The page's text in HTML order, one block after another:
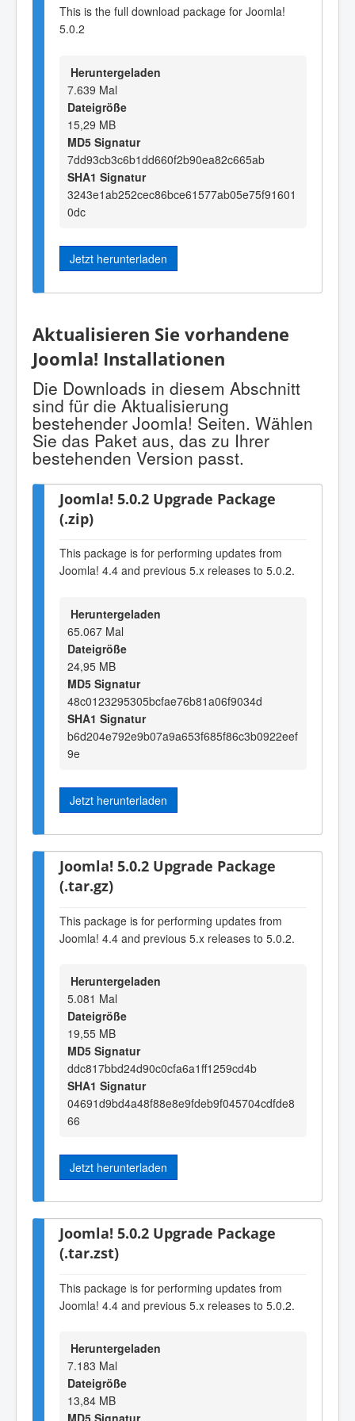
This is the full download package for Joomla!
5.0.2
Heruntergeladen
7.639 Mal
Dateigröße
15,29 MB
MD5 Signatur
7dd93cb3c6b1dd660f2b90ea82c665ab
SHA1 Signatur
3243e1ab252cec86bce61577ab05e75f91601
0dc
Jetzt herunterladen
Aktualisieren Sie vorhandene
Joomla! Installationen
Die Downloads in diesem Abschnitt
sind für die Aktualisierung
bestehender Joomla! Seiten. Wählen
Sie das Paket aus, das zu Ihrer
bestehenden Version passt.
Joomla! 5.0.2 Upgrade Package
(.zip)
This package is for performing updates from
Joomla! 4.4 and previous 5.x releases to 5.0.2.
Heruntergeladen
65.067 Mal
Dateigröße
24,95 MB
MD5 Signatur
48c0123295305bcfae76b81a06f9034d
SHA1 Signatur
b6d204e792e9b07a9a653f685f86c3b0922eef
9e
Jetzt herunterladen
Joomla! 5.0.2 Upgrade Package
(.tar.gz)
This package is for performing updates from
Joomla! 4.4 and previous 5.x releases to 5.0.2.
Heruntergeladen
5.081 Mal
Dateigröße
19,55 MB
MD5 Signatur
ddc817bbd24d90c0cfa6a1ff1259cd4b
SHA1 Signatur
04691d9bd4a48f88e8e9fdeb9f045704cdfde8
66
Jetzt herunterladen
Joomla! 5.0.2 Upgrade Package
(.tar.zst)
This package is for performing updates from
Joomla! 4.4 and previous 5.x releases to 5.0.2.
Heruntergeladen
7.183 Mal
Dateigröße
13,84 MB